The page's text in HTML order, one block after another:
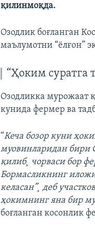
қилинмоқда.
Озодлик боғланган
маълумотни “ëлғон”
“Ҳоким
Озодликка мурожаат
кунида фермер ва
“Кеча бозор куни
муовинларидан бири
қилиб¸ чорваси бор
Бормасликнинг
келасан”¸ деб
ҳокимнинг яна бир
боғланган косонлик